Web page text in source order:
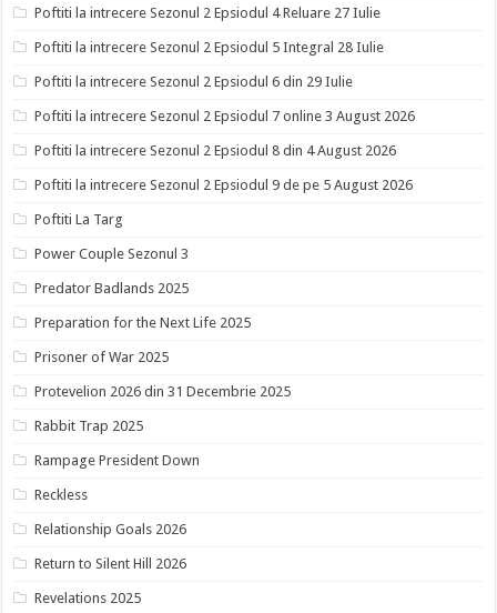
Poftiti la intrecere Sezonul 2 Epsiodul 4 Reluare 27 Iulie
Poftiti la intrecere Sezonul 2 Epsiodul 5 Integral 28 Iulie
Poftiti la intrecere Sezonul 2 Epsiodul 6 din 29 Iulie
Poftiti la intrecere Sezonul 2 Epsiodul 7 online 3 August 2026
Poftiti la intrecere Sezonul 2 Epsiodul 8 din 4 August 2026
Poftiti la intrecere Sezonul 2 Epsiodul 9 de pe 5 August 2026
Poftiti La Targ
Power Couple Sezonul 3
Predator Badlands 2025
Preparation for the Next Life 2025
Prisoner of War 2025
Protevelion 2026 din 31 Decembrie 2025
Rabbit Trap 2025
Rampage President Down
Reckless
Relationship Goals 2026
Return to Silent Hill 2026
Revelations 2025